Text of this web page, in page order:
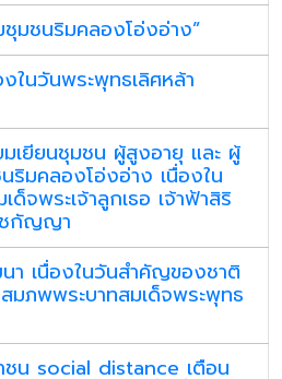
มชนริมคลองโอ่งอ่าง”
ในวันพระพุทธเลิศหล้า
เยียนชุมชน ผู้สูงอายุ และ ผู้
มคลองโอ่งอ่าง เนื่องใน
จพระเจ้าลูกเธอ เจ้าฟ้าสิริ
กัญญา
เนื่องในวันสำคัญของชาติ
มภพพระบาทสมเด็จพระพุทธ
ชน social distance เตือน